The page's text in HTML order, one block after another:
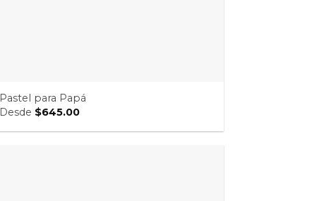
Pastel para Papá
Desde $645.00